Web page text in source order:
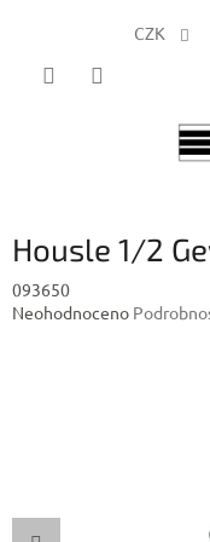
CZK
Housle 1/2
093650
Průměrné
Neohodnoceno